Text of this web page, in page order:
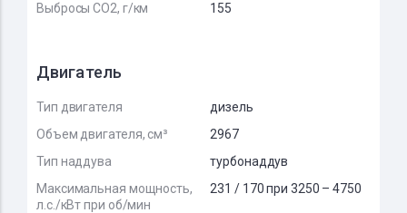
Выбросы CO2, г/км 155
Двигатель
Тип двигателя
дизель
Объем двигателя, см³
2967
Тип наддува
турбонаддув
Максимальная мощность,
л.с./кВт при об/мин
231 / 170 при 3250 – 4750